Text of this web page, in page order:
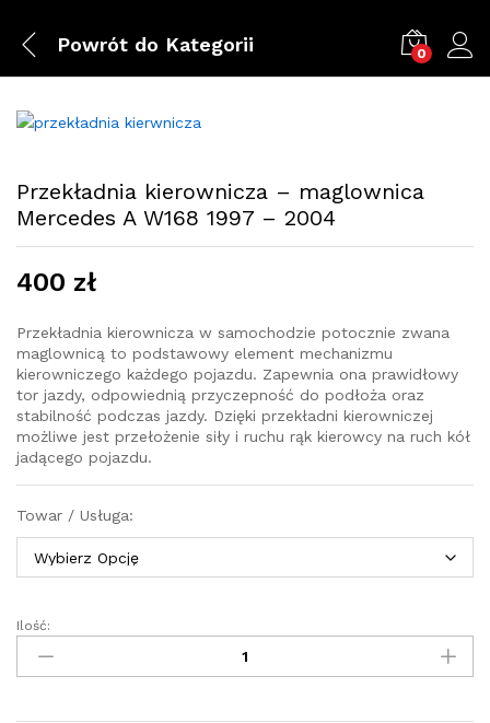
Powrót do Kategorii 0
Przekładnia kierownicza – maglownica
Mercedes A W168 1997 – 2004
400 zł
Przekładnia kierownicza w samochodzie potocznie zwana
maglownicą to podstawowy element mechanizmu
kierowniczego każdego pojazdu. Zapewnia ona prawidłowy
tor jazdy, odpowiednią przyczepność do podłoża oraz
stabilność podczas jazdy. Dzięki przekładni kierowniczej
możliwe jest przełożenie siły i ruchu rąk kierowcy na ruch kół
jadącego pojazdu.
Towar / Usługa:
Przekładnia
kierownicza
-
Ilość: